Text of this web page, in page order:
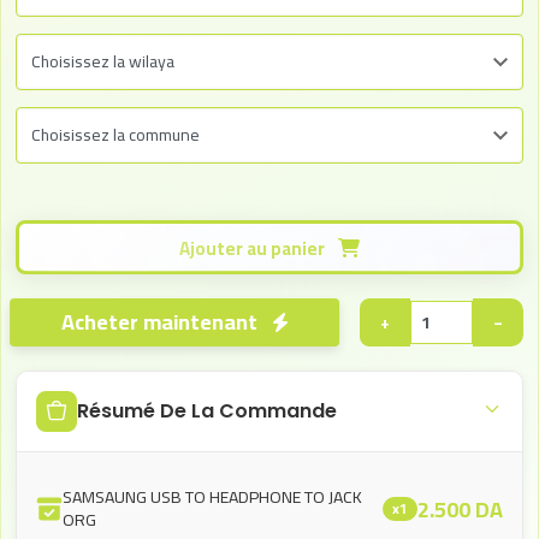
−
+
Résumé De La Commande
SAMSAUNG USB TO HEADPHONE TO JACK
ORG x1 2.500DA